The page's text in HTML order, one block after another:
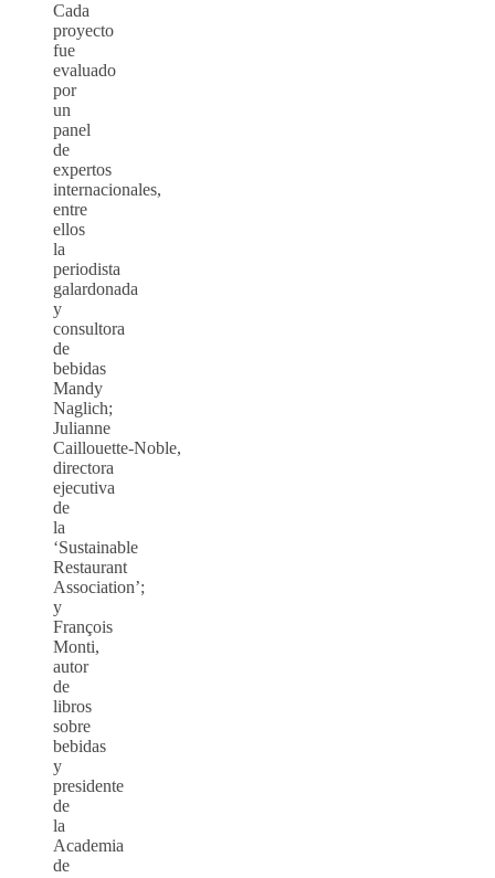
Cada
proyecto
fue
evaluado
por
un
panel
de
expertos
internacionales,
entre
ellos
la
periodista
galardonada
y
consultora
de
bebidas
Mandy
Naglich;
Julianne
Caillouette‑Noble,
directora
ejecutiva
de
la
‘Sustainable
Restaurant
Association’;
y
François
Monti,
autor
de
libros
sobre
bebidas
y
presidente
de
la
Academia
de